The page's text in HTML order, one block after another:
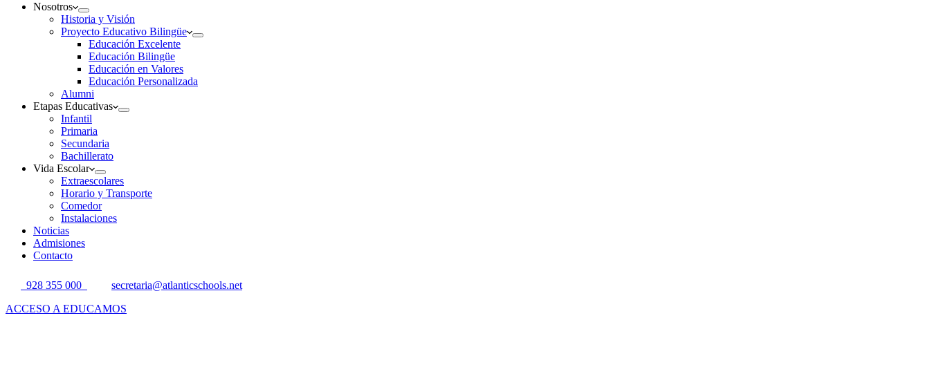
Nosotros
Historia y Visión
Proyecto Educativo Bilingüe
Educación Excelente
Educación Bilingüe
Educación en Valores
Educación Personalizada
Alumni
Etapas Educativas
Infantil
Primaria
Secundaria
Bachillerato
Vida Escolar
Extraescolares
Horario y Transporte
Comedor
Instalaciones
Noticias
Admisiones
Contacto
928 355 000
secretaria@atlanticschools.net
ACCESO A EDUCAMOS